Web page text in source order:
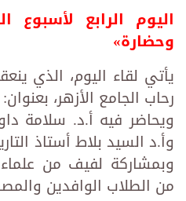
اليوم الرابع لأسبوع
وحضارة»
يأتي لقاء اليوم، الذي
رحاب الجامع الأزهر،
ويحاضر فيه أ.د. سلامة
وأ.د السيد بلاط أستاذ
وبمشاركة لفيف من
من الطلاب الوافدين